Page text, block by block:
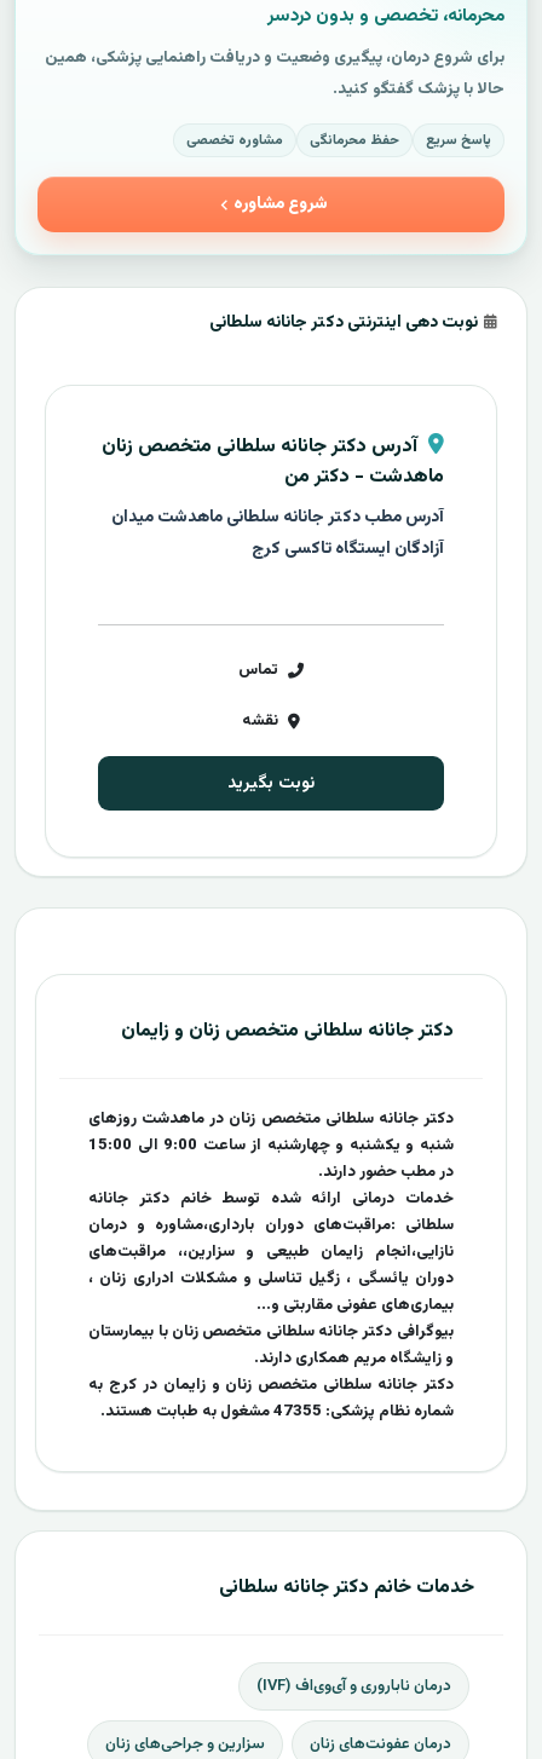
محرمانه، تخصصی و بدون دردسر
برای شروع درمان، پیگیری وضعیت و دریافت راهنمایی پزشکی، همین
حالا با پزشک گفتگو کنید.
پاسخ سریع حفظ محرمانگی مشاوره تخصصی
شروع مشاوره
نوبت دهی اینترنتی دکتر جانانه سلطانی
آدرس دکتر جانانه سلطانی متخصص زنان
ماهدشت - دکتر من
آدرس مطب دکتر جانانه سلطانی ماهدشت میدان
آزادگان ایستگاه تاکسی کرج
تماس
نقشه
نوبت بگیرید
دکتر جانانه سلطانی متخصص زنان و زایمان
دکتر جانانه سلطانی متخصص زنان در ماهدشت روزهای
شنبه و یکشنبه و چهارشنبه از ساعت 9:00 الی 15:00
در مطب حضور دارند.
خدمات درمانی ارائه شده توسط خانم دکتر جانانه
سلطانی :مراقبت‌های دوران بارداری،مشاوره و درمان
نازایی،انجام زایمان طبیعی و سزارین،، مراقبت‌های
دوران یائسگی ، زگیل تناسلی و مشکلات ادراری زنان ،
بیماری‌های عفونی مقاربتی و...
بیوگرافی دکتر جانانه سلطانی متخصص زنان با بیمارستان
و زایشگاه مریم همکاری دارند.
دکتر جانانه سلطانی متخصص زنان و زایمان در کرج به
شماره نظام پزشکی: 47355 مشغول به طبابت هستند.
خدمات خانم دکتر جانانه سلطانی
درمان ناباروری و آی‌وی‌اف (IVF)
درمان عفونت‌های زنان سزارین و جراحی‌های زنان